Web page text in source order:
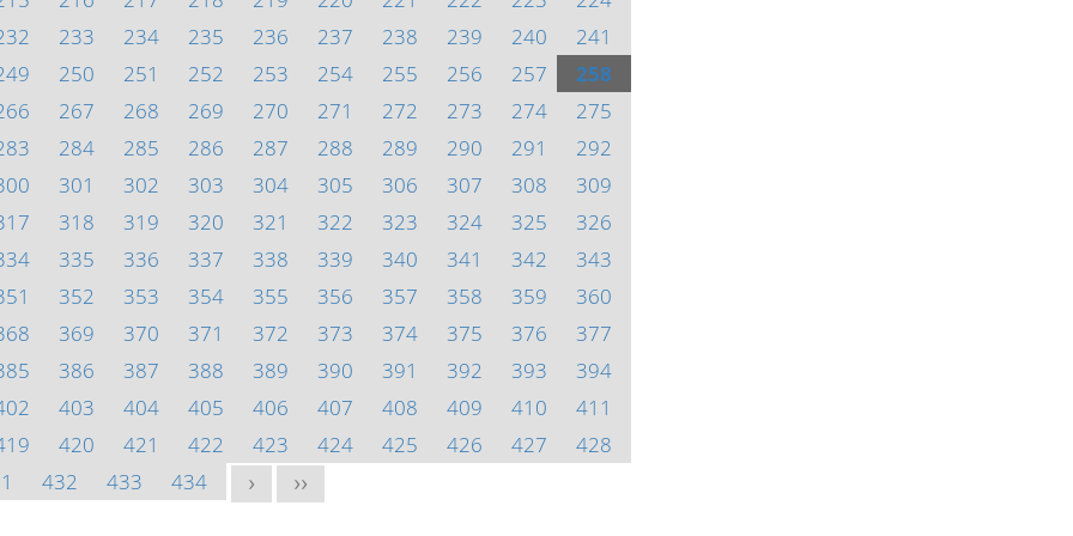
233 234 235 236 237 238 239 240
241
250 251 252 253 254 255 256 257
258
267 268 269 270 271 272 273 274
275
284 285 286 287 288 289 290 291
292
301 302 303 304 305 306 307 308
309
318 319 320 321 322 323 324 325
326
335 336 337 338 339 340 341 342
343
352 353 354 355 356 357 358 359
360
369 370 371 372 373 374 375 376
377
386 387 388 389 390 391 392 393
394
403 404 405 406 407 408 409 410
411
420 421 422 423 424 425 426 427
428
432 433 434 > >>